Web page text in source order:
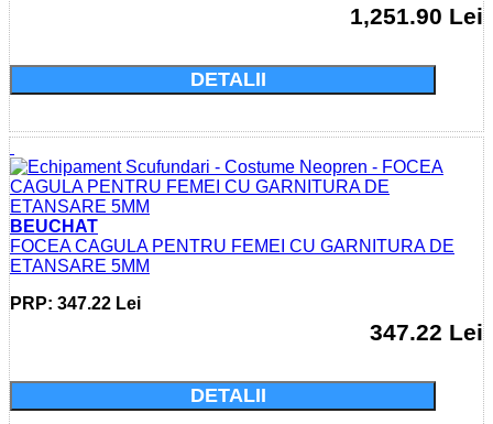
1,251.90 Lei
DETALII
BEUCHAT
FOCEA CAGULA PENTRU FEMEI CU GARNITURA DE
ETANSARE 5MM
PRP: 347.22 Lei
347.22 Lei
DETALII